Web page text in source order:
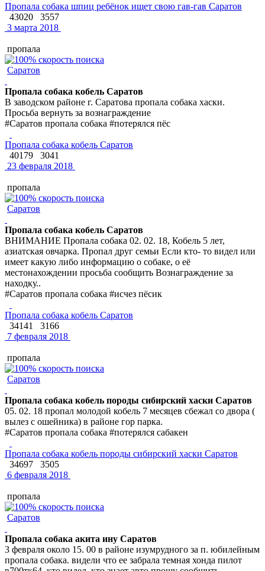
Пропала собака шпиц ребёнок ищет свою гав-гав Саратов
43020
3557
3 марта 2018
пропала
Саратов
Пропала собака кобель Саратов
В заводском районе г. Саратова пропала собака хаски.
Просьба вернуть за вознаграждение
#Саратов пропала собака #потерялся пёс
Пропала собака кобель Саратов
40179
3041
23 февраля 2018
пропала
Саратов
Пропала собака кобель Саратов
ВНИМАНИЕ Пропала собака 02. 02. 18, Кобель 5 лет,
азиатская овчарка. Пропал друг семьи Если кто- то видел или
имеет какую либо информацию о собаке, о её
местонахождении просьба сообщить Вознаграждение за
находку..
#Саратов пропала собака #исчез пёсик
Пропала собака кобель Саратов
34141
3166
7 февраля 2018
пропала
Саратов
Пропала собака кобель породы сибирский хаски Саратов
05. 02. 18 пропал молодой кобель 7 месяцев сбежал со двора (
вылез с ошейника) в районе гор парка.
#Саратов пропала собака #потерялся сабакен
Пропала собака кобель породы сибирский хаски Саратов
34697
3505
6 февраля 2018
пропала
Саратов
Пропала собака акита ину Саратов
3 февраля около 15. 00 в районе изумрудного за п. юбилейным
пропала собака. видели что ее забрала темная хонда пилот